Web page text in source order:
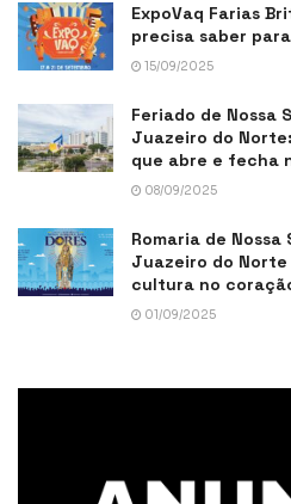
ExpoVaq Farias
precisa saber
15/09/2025
Feriado de Nossa
Juazeiro do
que abre e fecha
08/09/2025
Romaria de Nossa
Juazeiro do
cultura no
01/09/2025